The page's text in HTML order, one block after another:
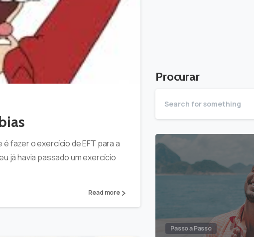
0
fazer o exercício de EFT para a
já havia passado um exercício
Read more
Procurar
Passo a Passo